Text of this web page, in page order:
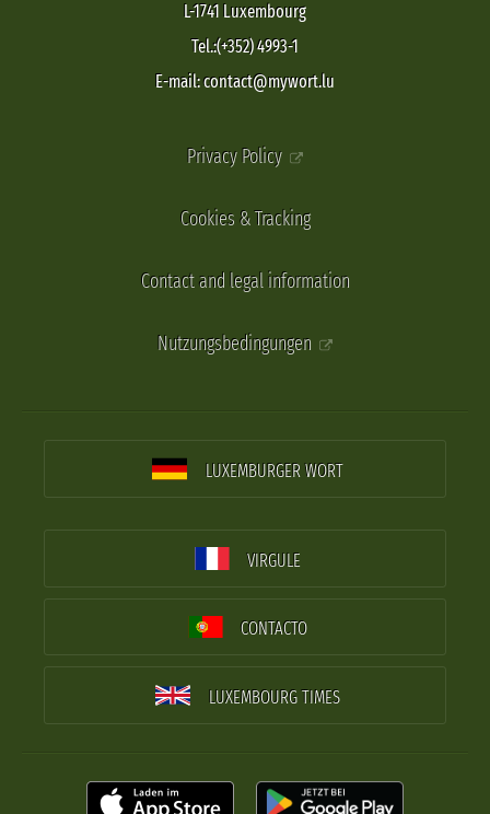
L-1741 Luxembourg
Tel.:(+352) 4993-1
E-mail: contact@mywort.lu
Privacy Policy
Cookies & Tracking
Contact and legal information
Nutzungsbedingungen
LUXEMBURGER WORT
VIRGULE
CONTACTO
LUXEMBOURG TIMES